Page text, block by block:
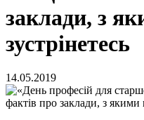
заклади, з
зустрінетесь
14.05.2019